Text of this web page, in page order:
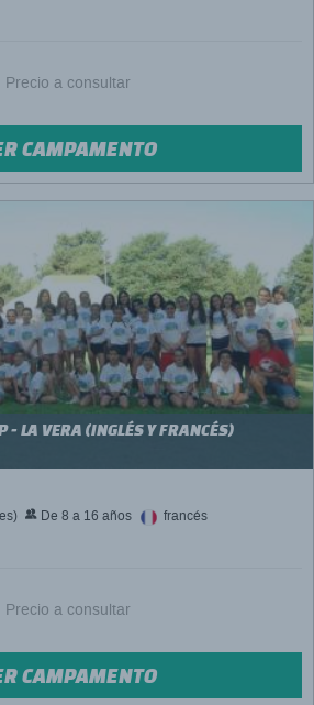
Precio a consultar
CAMPAMENTO
LA VERA (INGLÉS Y FRANCÉS)
De 8 a 16 años francés
Precio a consultar
CAMPAMENTO